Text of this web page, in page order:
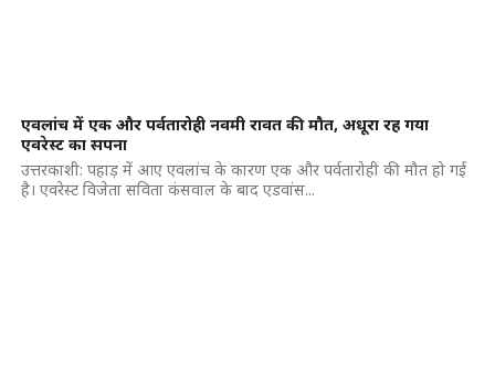
एवलांच में एक और पर्वतारोही नवमी रावत की मौत, अधूरा रह गया
एवरेस्ट का सपना
उत्तरकाशी: पहाड़ में आए एवलांच के कारण एक और पर्वतारोही की मौत हो गई
है। एवरेस्ट विजेता सविता कंसवाल के बाद एडवांस...